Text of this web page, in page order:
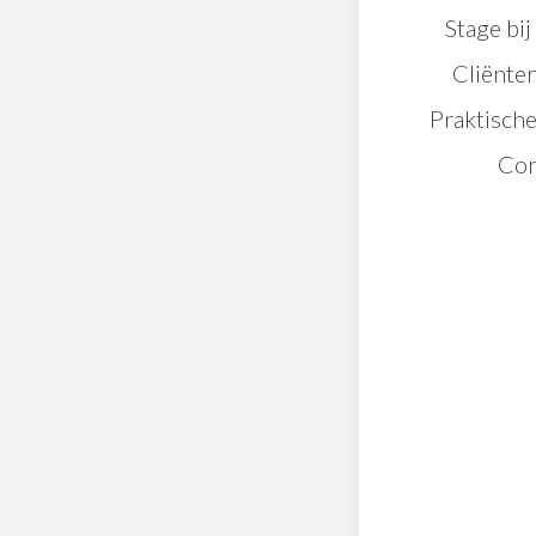
Stage
Al jaren vertel
komen.
Sinds het
dinsdag-,